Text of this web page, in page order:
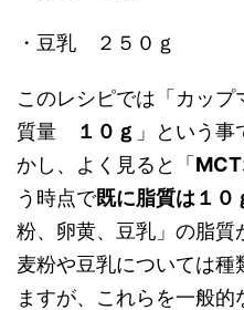
・豆乳 ２５０ｇ
このレシピでは「カッ
質量
１０ｇ 」という
かし、よく見ると「
う時点で既に脂質は１０
粉、卵黄、豆乳」の脂
麦粉や豆乳については
ますが、これらを一般